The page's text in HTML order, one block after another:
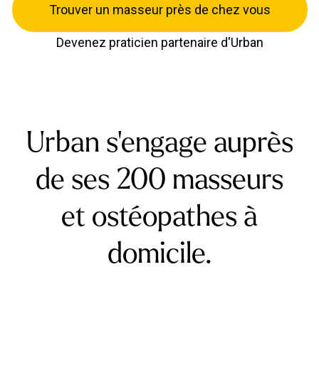
Trouver un masseur près de chez vous
Devenez praticien partenaire d'Urban
Urban s’engage auprès
de ses 200 masseurs
et ostéopathes à
domicile.